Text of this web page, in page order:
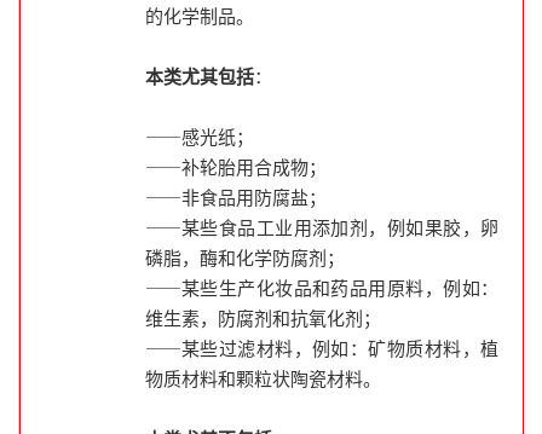
的化学制品。
本类尤其包括：
——感光纸；
——补轮胎用合成物；
——非食品用防腐盐；
——某些食品工业用添加剂，例如果胶，卵
磷脂，酶和化学防腐剂；
——某些生产化妆品和药品用原料，例如：
维生素，防腐剂和抗氧化剂；
——某些过滤材料，例如：矿物质材料，植
物质材料和颗粒状陶瓷材料。